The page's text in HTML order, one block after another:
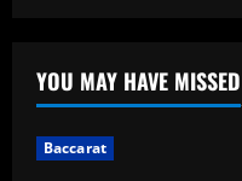
Dyche
ace
YOU MAY HAVE MISSED
Baccarat